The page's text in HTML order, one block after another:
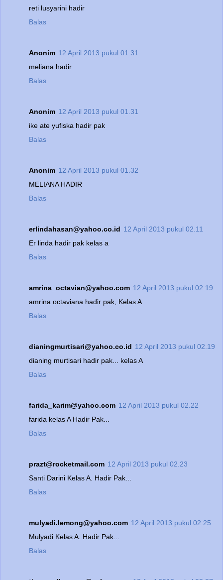
reti lusyarini hadir
Balas
Anonim 12 April 2013 pukul 01.31
meliana hadir
Balas
Anonim 12 April 2013 pukul 01.31
ike ate yufiska hadir pak
Balas
Anonim 12 April 2013 pukul 01.32
MELIANA HADIR
Balas
erlindahasan@yahoo.co.id 12 April 2013 pukul 02.11
Er linda hadir pak kelas a
Balas
amrina_octavian@yahoo.com 12 April 2013 pukul 02.19
amrina octaviana hadir pak, Kelas A
Balas
dianingmurtisari@yahoo.co.id 12 April 2013 pukul 02.19
dianing murtisari hadir pak... kelas A
Balas
farida_karim@yahoo.com 12 April 2013 pukul 02.22
farida kelas A Hadir Pak...
Balas
prazt@rocketmail.com 12 April 2013 pukul 02.23
Santi Darini Kelas A. Hadir Pak...
Balas
mulyadi.lemong@yahoo.com 12 April 2013 pukul 02.25
Mulyadi Kelas A. Hadir Pak...
Balas